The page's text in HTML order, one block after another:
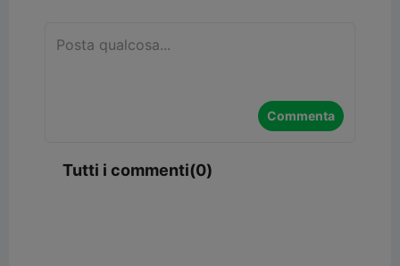
Commenta
Tutti i commenti(0)